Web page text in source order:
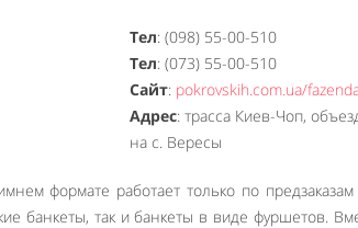
Тел: (098) 55-00-510
Тел: (073) 55-00-510
Сайт: pokrovskih.com.ua/
Адрес: трасса Киев-Чоп,
на с. Вересы
формате работает только по
банкеты, так и банкеты в виде фуршетов.